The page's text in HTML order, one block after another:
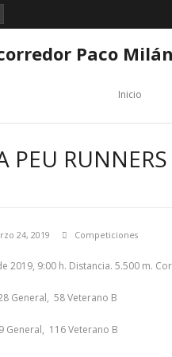
Paco Milán
Inicio
PEU
24, 2019 Competiciones
2019, 9:00 h. Distancia. 5.500 m.
General, 58 Veterano B
General, 116 Veterano B